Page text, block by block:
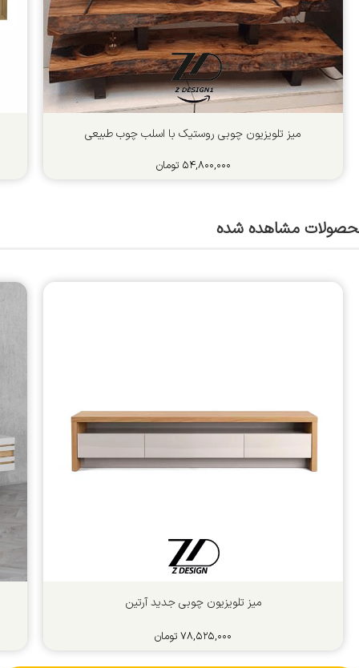
میز تلویزیون چوبی روستیک با اسلب چوب طبیعی
۵۴,۸۰۰,۰۰۰ تومان
مشاهده شده
میز تلویزیون چوبی جدید آرتین
۷۸,۵۲۵,۰۰۰ تومان